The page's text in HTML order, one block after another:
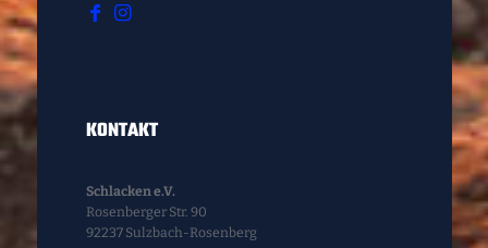
KONTAKT
Schlacken e.V.
Rosenberger Str. 90
92237 Sulzbach-Rosenberg